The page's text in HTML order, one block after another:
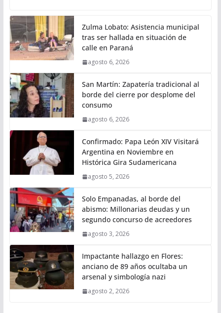
Zulma Lobato: Asistencia municipal
tras ser hallada en situación de
calle en Paraná
agosto 6, 2026
San Martín: Zapatería tradicional al
borde del cierre por desplome del
consumo
agosto 6, 2026
Confirmado: Papa León XIV Visitará
Argentina en Noviembre en
Histórica Gira Sudamericana
agosto 5, 2026
Solo Empanadas, al borde del
abismo: Millonarias deudas y un
segundo concurso de acreedores
agosto 3, 2026
Impactante hallazgo en Flores:
anciano de 89 años ocultaba un
arsenal y simbología nazi
agosto 2, 2026